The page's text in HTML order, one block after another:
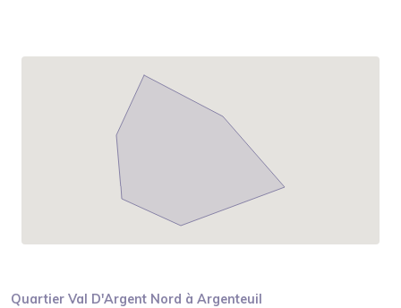
QuartierVal D'Argent Nord àArgenteuil